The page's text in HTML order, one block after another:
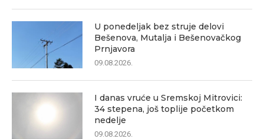
U ponedeljak bez struje delovi
Bešenova, Mutalja i Bešenovačkog
Prnjavora
09.08.2026.
I danas vruće u Sremskoj Mitrovici:
34 stepena, još toplije početkom
nedelje
09.08.2026.